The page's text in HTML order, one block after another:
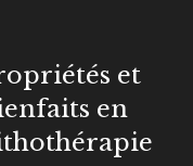
et
en